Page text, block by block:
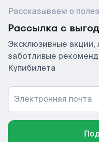
Рассказываем о
Рассылка с
Эксклюзивные акции,
заботливые
Купибилета
Электронная почта